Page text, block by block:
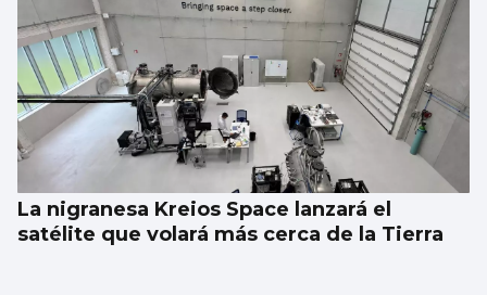
La nigranesa Kreios Space lanzará el
satélite que volará más cerca de la Tierra